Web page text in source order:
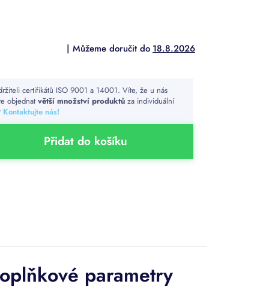
18.8.2026
certifikátů ISO 9001 a 14001. Víte, že u nás
objednat větší množství produktů za individuální
Kontaktujte nás!
Přidat do košíku
parametry